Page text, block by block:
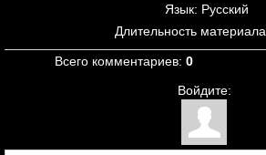
Язык: Русский
Длительность материала
Всего комментариев: 0
Войдите: